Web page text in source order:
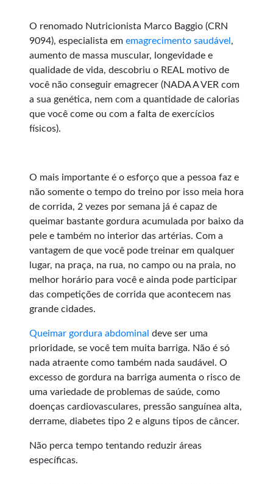
O renomado Nutricionista Marco Baggio (CRN
9094), especialista em emagrecimento saudável ,
aumento de massa muscular, longevidade e
qualidade de vida, descobriu o REAL motivo de
você não conseguir emagrecer (NADA A VER com
a sua genética, nem com a quantidade de calorias
que você come ou com a falta de exercícios
físicos).
O mais importante é o esforço que a pessoa faz e
não somente o tempo do treino por isso meia hora
de corrida, 2 vezes por semana já é capaz de
queimar bastante gordura acumulada por baixo da
pele e também no interior das artérias. Com a
vantagem de que você pode treinar em qualquer
lugar, na praça, na rua, no campo ou na praia, no
melhor horário para você e ainda pode participar
das competições de corrida que acontecem nas
grande cidades.
Queimar gordura abdominal deve ser uma
prioridade, se você tem muita barriga. Não é só
nada atraente como também nada saudável. O
excesso de gordura na barriga aumenta o risco de
uma variedade de problemas de saúde, como
doenças cardiovasculares, pressão sanguínea alta,
derrame, diabetes tipo 2 e alguns tipos de câncer.
Não perca tempo tentando reduzir áreas
específicas.